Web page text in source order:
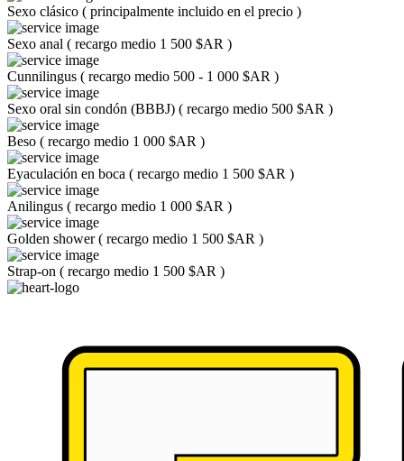
Sexo clásico ( principalmente incluido en el precio )
Sexo anal ( recargo medio 1 500 $AR )
Cunnilingus ( recargo medio 500 - 1 000 $AR )
Sexo oral sin condón (BBBJ) ( recargo medio 500 $AR )
Beso ( recargo medio 1 000 $AR )
Eyaculación en boca ( recargo medio 1 500 $AR )
Anilingus ( recargo medio 1 000 $AR )
Golden shower( recargo medio 1 500 $AR )
Strap-on ( recargo medio 1 500 $AR )